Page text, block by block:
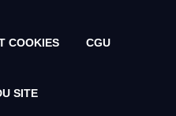
COOKIES CGU
SITE